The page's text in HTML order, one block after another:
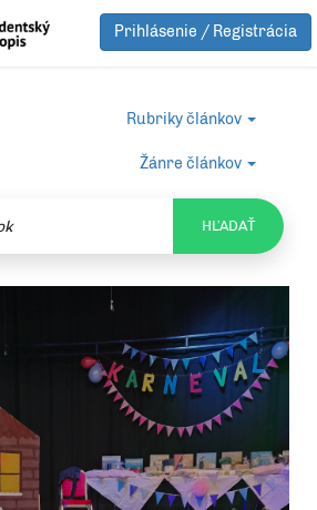
Prihlásenie / Registrácia
Rubriky článkov
Žánre článkov
HĽADAŤ